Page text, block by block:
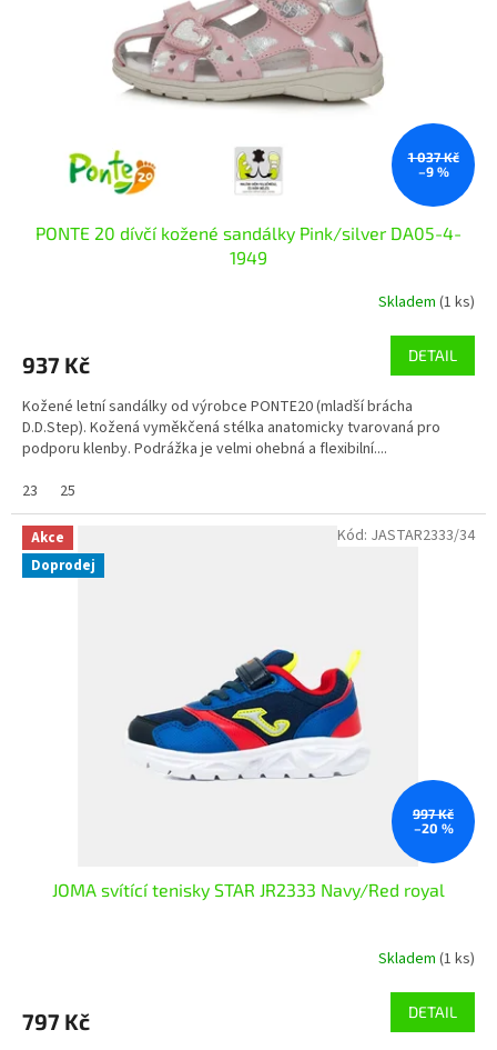
1 037 Kč
–9 %
PONTE 20 dívčí kožené sandálky Pink/silver DA05-4-
1949
Skladem (1 ks)
937 Kč DETAIL
Kožené letní sandálky od výrobce PONTE20 (mladší brácha
D.D.Step). Kožená vyměkčená stélka anatomicky tvarovaná pro
podporu klenby. Podrážka je velmi ohebná a flexibilní....
23
25
Akce
Doprodej
997 Kč
–20 %
JOMA svítící tenisky STAR JR2333 Navy/Red royal
Skladem (1 ks)
797 Kč DETAIL
Kód: JASTAR2333/34